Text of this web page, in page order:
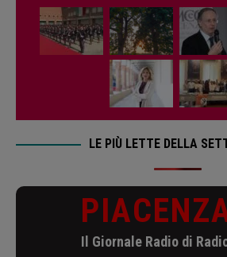
LE PIÙ LETTE DELLA
Il Giornale Radio di